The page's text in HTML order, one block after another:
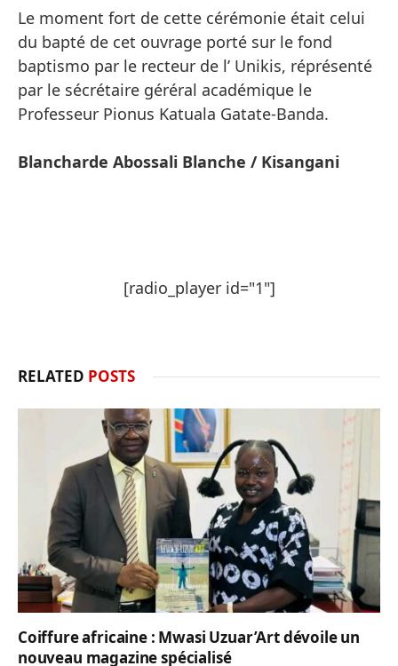
Le moment fort de cette cérémonie était celui
du bapté de cet ouvrage porté sur le fond
baptismo par le recteur de l’ Unikis, réprésenté
par le sécrétaire géréral académique le
Professeur Pionus Katuala Gatate-Banda.
Blancharde Abossali Blanche / Kisangani
[radio_player id="1"]
RELATED POSTS
Coiffure africaine : Mwasi Uzuar’Art dévoile un
nouveau magazine spécialisé